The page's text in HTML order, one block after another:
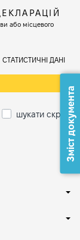
або місцевого
СТАТИСТИЧНІ ДАНІ
шукати скрізьЗміст документа